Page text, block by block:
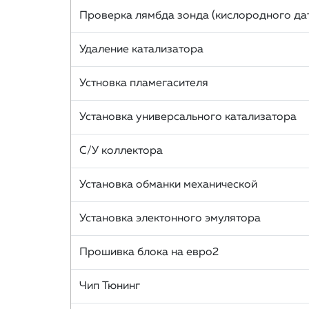
Проверка лямбда зонда (кислородного
Удаление катализатора
Устновка пламегасителя
Установка универсального катализатора
С/У коллектора
Установка обманки механической
Установка электонного эмулятора
Прошивка блока на евро2
Чип Тюнинг